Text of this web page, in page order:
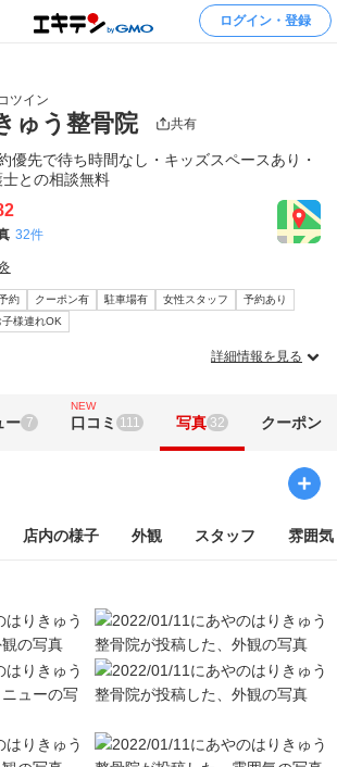
ログイン・登録
ツイン
ゅう整骨院 共有
優先で待ち時間なし・キッズスペースあり・
との相談無料
32件
約 クーポン有 駐車場有 女性スタッフ
予約あり
子様連れOK
詳細情報を見る
ー 7
NEW
口コミ 111 写真 32 クーポン
店内の様子 外観 スタッフ 雰囲気